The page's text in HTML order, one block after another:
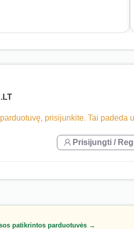
prisijunkite. Tai padeda
Prisijungti /
patikrintos parduotuvės →